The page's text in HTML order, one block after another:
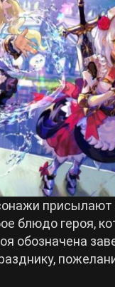
блюдо героя,
обозначена